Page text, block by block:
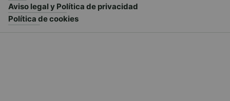
Aviso legal y Política de privacidad
Política de cookies